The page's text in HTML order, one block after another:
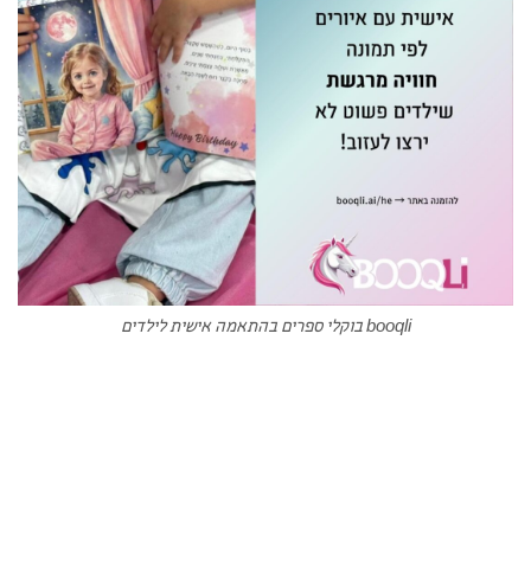
booqli בוקלי ספרים בהתאמה אישית לילדים